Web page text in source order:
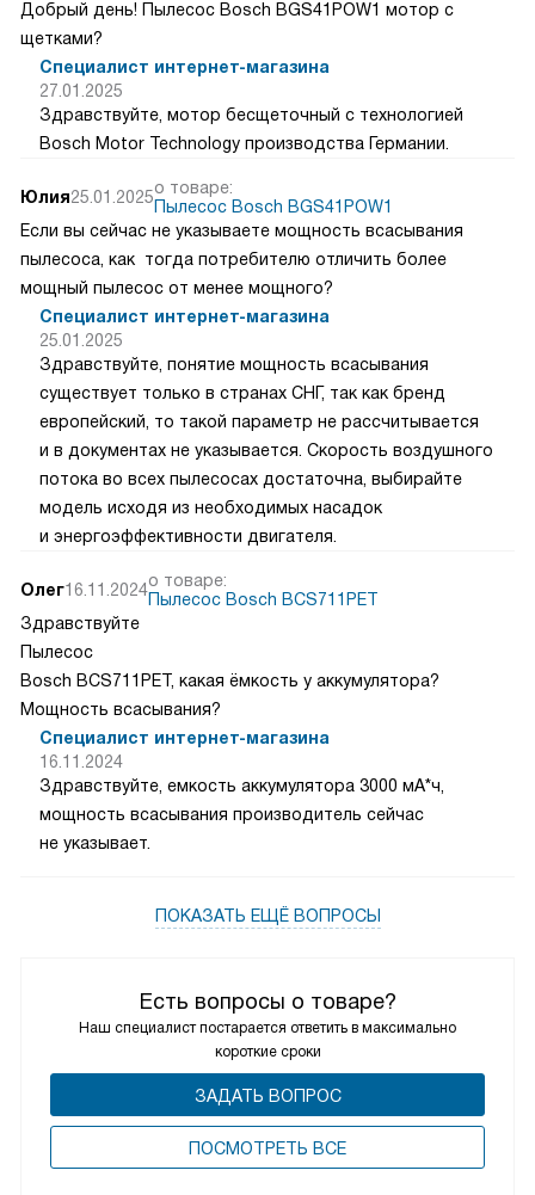
Есть вопросы о товаре?
Наш специалист постарается ответить в максимально
короткие сроки
ЗАДАТЬ ВОПРОС
ПОCМОТРЕТЬ ВСЕ
Добрый день! Пылесос Bosch BGS41POW1 мотор с
щетками?
Специалист интернет-магазина
27.01.2025
Здравствуйте, мотор бесщеточный с технологией
Bosch Motor Technology производства Германии.
Юлия25.01.2025о товаре:
Пылесос Bosch BGS41POW1
Если вы сейчас не указываете мощность всасывания
пылесоса, как тогда потребителю отличить более
мощный пылесос от менее мощного?
Специалист интернет-магазина
25.01.2025
Здравствуйте, понятие мощность всасывания
существует только в странах СНГ, так как бренд
европейский, то такой параметр не рассчитывается
и в документах не указывается. Скорость воздушного
потока во всех пылесосах достаточна, выбирайте
модель исходя из необходимых насадок
и энергоэффективности двигателя.
Олег16.11.2024о товаре:
Пылесос Bosch BCS711PET
Здравствуйте
Пылесос
Bosch BCS711PET, какая ёмкость у аккумулятора?
Мощность всасывания?
Специалист интернет-магазина
16.11.2024
Здравствуйте, емкость аккумулятора 3000 мА*ч,
мощность всасывания производитель сейчас
не указывает.
ПОКАЗАТЬ ЕЩЁ ВОПРОСЫ